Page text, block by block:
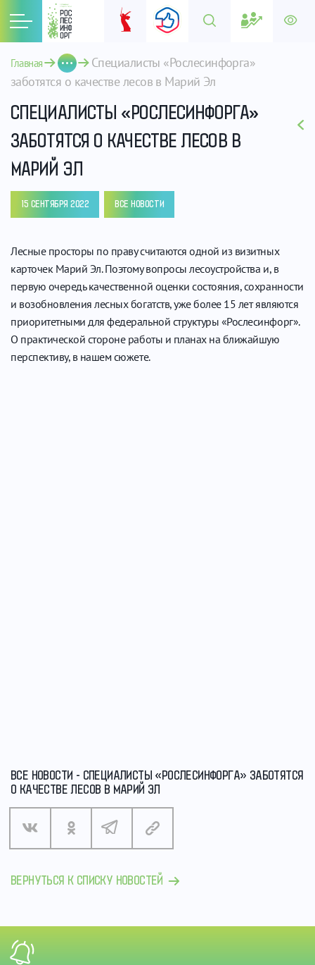
Главная
Специалисты «Рослесинфорга»
заботятся о качестве лесов в Марий Эл
СПЕЦИАЛИСТЫ «РОСЛЕСИНФОРГА»
ЗАБОТЯТСЯ О КАЧЕСТВЕ ЛЕСОВ В
МАРИЙ ЭЛ
15 СЕНТЯБРЯ 2022 ВСЕ НОВОСТИ
Лесные просторы по праву считаются одной из визитных
карточек Марий Эл. Поэтому вопросы лесоустройства и, в
первую очередь качественной оценки состояния, сохранности
и возобновления лесных богатств, уже более 15 лет являются
приоритетными для федеральной структуры «Рослесинфорг».
О практической стороне работы и планах на ближайшую
перспективу, в нашем сюжете.
ВСЕ НОВОСТИ - СПЕЦИАЛИСТЫ «РОСЛЕСИНФОРГА» ЗАБОТЯТСЯ
О КАЧЕСТВЕ ЛЕСОВ В МАРИЙ ЭЛ
ВЕРНУТЬСЯ К СПИСКУ НОВОСТЕЙ